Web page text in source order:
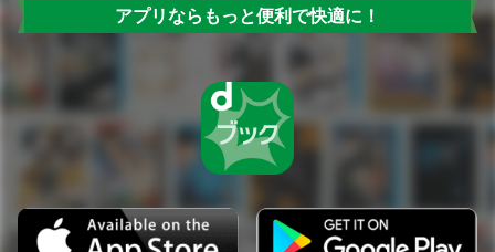
アプリならもっと便利で快適に！